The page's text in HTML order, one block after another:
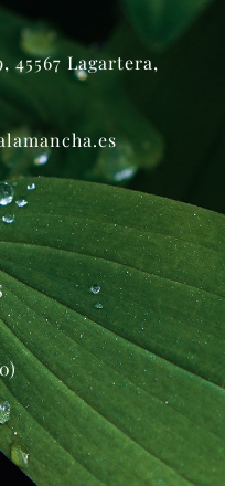
45567 Lagartera,